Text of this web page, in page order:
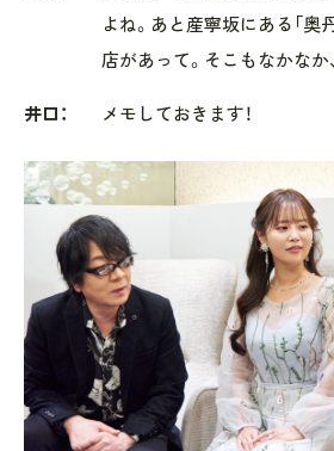
よね。あと産寧坂にある「奥
店があって。そこもなかなか
井口： メモしておきます！